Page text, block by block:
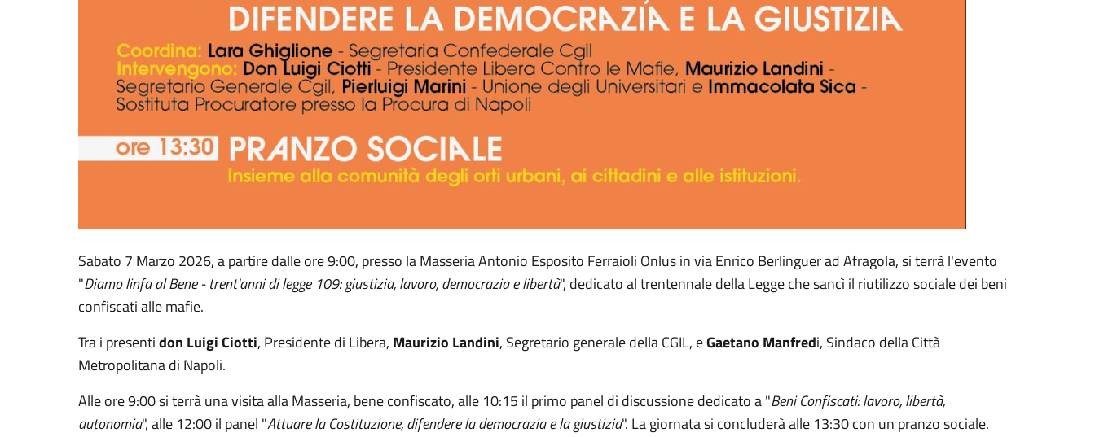
Sabato 7 Marzo 2026, a partire dalle ore 9:00, presso la Masseria Antonio Esposito Ferraioli Onlus in via Enrico Berlinguer ad Afragola, si terrà l'evento
"Diamo linfa al Bene - trent'anni di legge 109: giustizia, lavoro, democrazia e libertà", dedicato al trentennale della Legge che sancì il riutilizzo sociale dei beni
confiscati alle mafie.
Tra i presentidon Luigi Ciotti, Presidente di Libera, Maurizio Landini, Segretario generale della CGIL, eGaetano Manfredi, Sindaco della Città
Metropolitana di Napoli.
Alle ore 9:00 si terrà una visita alla Masseria, bene confiscato, alle 10:15 il primo panel di discussione dedicato a "Beni Confiscati: lavoro, libertà,
autonomia", alle 12:00 il panel "Attuare la Costituzione, difendere la democrazia e la giustizia". La giornata si concluderà alle 13:30 con un pranzo sociale.